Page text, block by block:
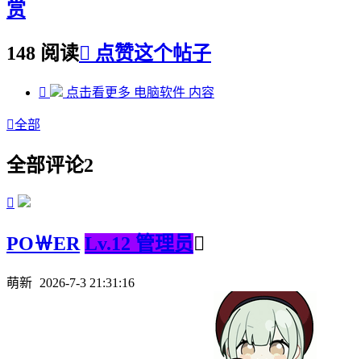
赏
148 阅读 点赞这个帖子
 点击看更多 电脑软件 内容
全部
全部评论2

PO￦ER Lv.12 管理员
萌新 2026-7-3 21:31:16